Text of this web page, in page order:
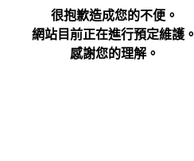
很抱歉造成您的不便。
網站目前正在進行預定維護。
感謝您的理解。